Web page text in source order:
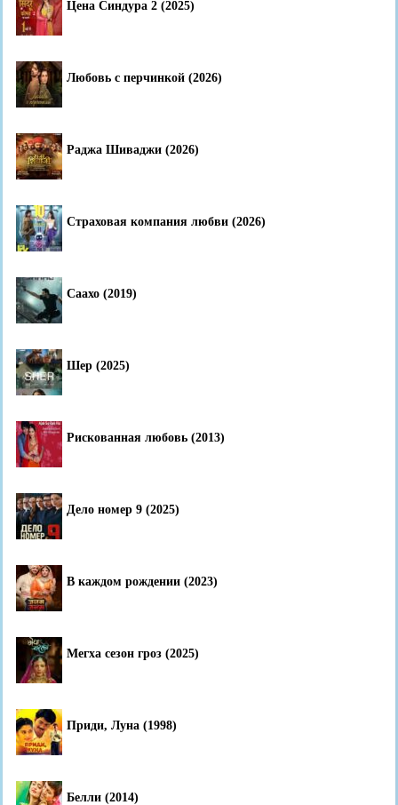
Цена Синдура 2 (2025)
Любовь с перчинкой (2026)
Раджа Шиваджи (2026)
Страховая компания любви (2026)
Саахо (2019)
Шер (2025)
Рискованная любовь (2013)
Дело номер 9 (2025)
В каждом рождении (2023)
Мегха сезон гроз (2025)
Приди, Луна (1998)
Белли (2014)